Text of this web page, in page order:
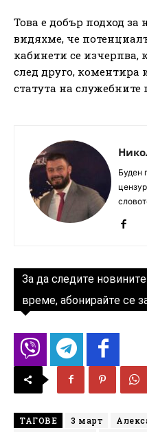
Това е добър подход за
видяхме, че
кабинети се изчерпва,
след друго, коментира
статута на служебните
Буден
За да следите
време, абонирайте се
ТАГОВЕ 3 март